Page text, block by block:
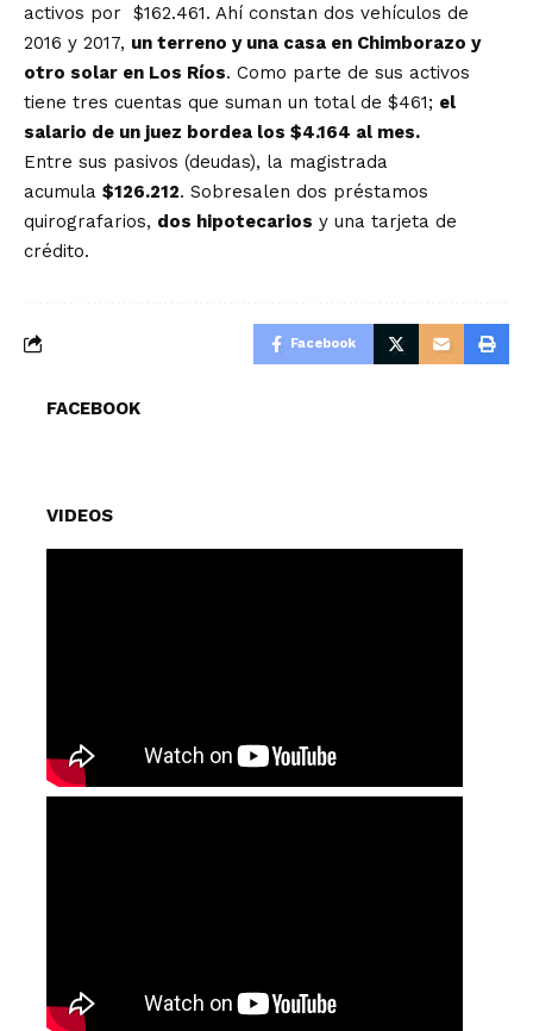
activos por $162.461. Ahí constan dos vehículos de
2016 y 2017, un terreno y una casa en Chimborazo y
otro solar en Los Ríos. Como parte de sus activos
tiene tres cuentas que suman un total de $461; el
salario de un juez bordea los $4.164 al mes.
Entre sus pasivos (deudas), la magistrada
acumula $126.212. Sobresalen dos préstamos
quirografarios, dos hipotecarios y una tarjeta de
crédito.
Facebook
FACEBOOK
VIDEOS